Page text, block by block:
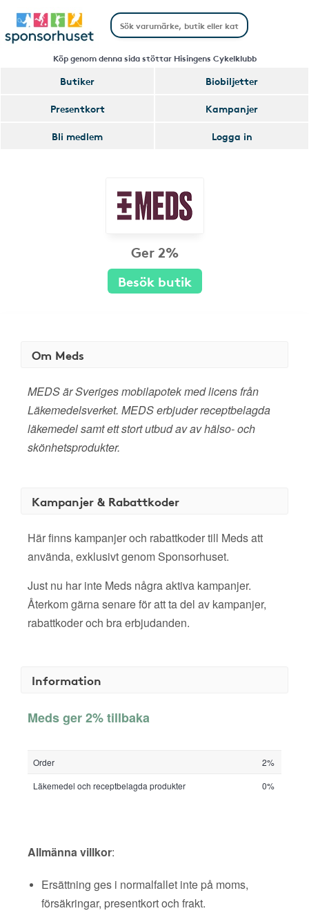
Köp genom denna sida stöttar Hisingens Cykelklubb
Butiker
Biobiljetter
Presentkort
Kampanjer
Bli medlem
Logga in
Ger 2%
Besök butik
Om Meds
MEDS är Sveriges mobilapotek med licens från
Läkemedelsverket. MEDS erbjuder receptbelagda
läkemedel samt ett stort utbud av av hälso- och
skönhetsprodukter.
Kampanjer & Rabattkoder
Här finns kampanjer och rabattkoder till Meds att
använda, exklusivt genom Sponsorhuset.
Just nu har inte Meds några aktiva kampanjer.
Återkom gärna senare för att ta del av kampanjer,
rabattkoder och bra erbjudanden.
Information
Meds ger 2% tillbaka
Order
2%
Läkemedel och receptbelagda produkter
0%
Allmänna villkor:
Ersättning ges i normalfallet inte på moms,
försäkringar, presentkort och frakt.